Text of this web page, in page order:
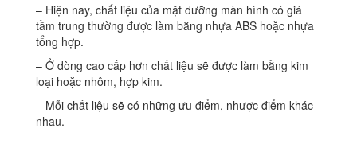
– Hiện nay, chất liệu của mặt dưỡng màn hình có giá
tầm trung thường được làm bằng nhựa ABS hoặc nhựa
tổng hợp.
– Ở dòng cao cấp hơn chất liệu sẽ được làm bằng kim
loại hoặc nhôm, hợp kim.
– Mỗi chất liệu sẽ có những ưu điểm, nhược điểm khác
nhau.